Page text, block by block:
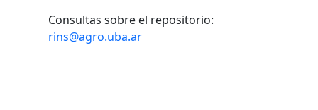
Consultas sobre el repositorio:
rins@agro.uba.ar